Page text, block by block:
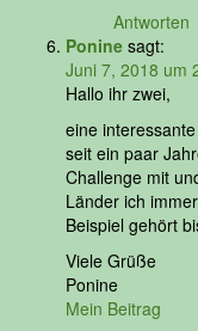
Antworten
Ponine sagt:
Juni 7, 2018 um
Hallo ihr zwei,
eine
seit ein paar
Challenge mit
Länder ich
Beispiel gehört
Viele Grüße
Ponine
Mein Beitrag